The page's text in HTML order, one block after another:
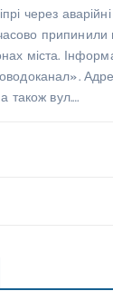
через
припинили
міста.
також вул.…